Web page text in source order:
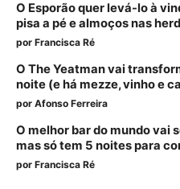
O Esporão quer levá-lo à
pisa a pé e almoços nas
por Francisca Ré
O The Yeatman vai
noite (e há mezze, vinho e
por Afonso Ferreira
O melhor bar do mundo vai
mas só tem 5 noites para
por Francisca Ré